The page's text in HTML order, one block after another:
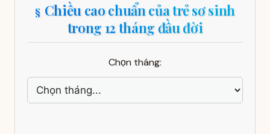
Chiều cao chuẩn của trẻ sơ sinh
trong 12 tháng đầu đời
Chọn tháng: